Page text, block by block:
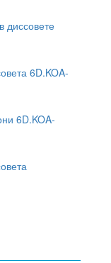
6D.KOA-
6D.KOA-